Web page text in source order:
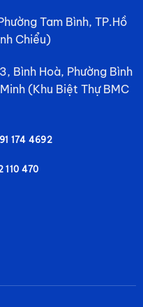
Tam Bình, TP.Hồ
Chiểu)
Bình Hoà, Phường Bình
(Khu Biệt Thự BMC
174 4692
110 470